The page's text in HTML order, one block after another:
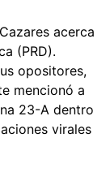
acerca
(PRD).
opositores,
mencionó a
23-A dentro
virales